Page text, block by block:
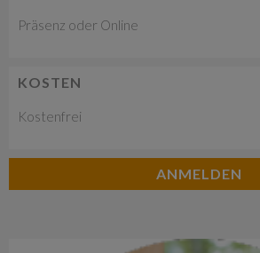
Präsenz oder Online
KOSTEN
Kostenfrei
ANMELDEN